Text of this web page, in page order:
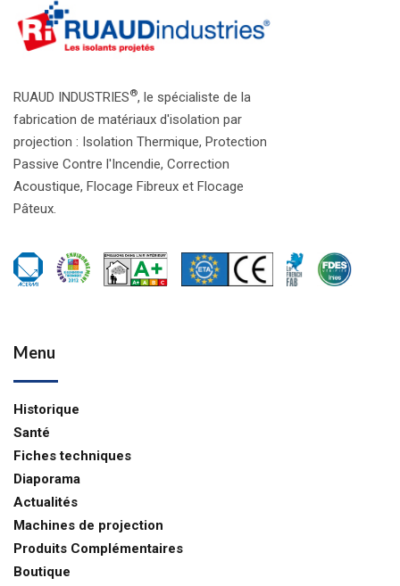
RUAUD INDUSTRIES®, le spécialiste de la
fabrication de matériaux d'isolation par
projection : Isolation Thermique, Protection
Passive Contre l'Incendie, Correction
Acoustique, Flocage Fibreux et Flocage
Pâteux.
Menu
Historique
Santé
Fiches techniques
Diaporama
Actualités
Machines de projection
Produits Complémentaires
Boutique